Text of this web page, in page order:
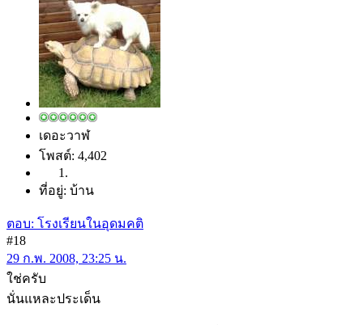
เดอะวาฬ
โพสต์: 4,402
ที่อยู่: บ้าน
ตอบ: โรงเรียนในอุดมคติ
#18
29 ก.พ. 2008, 23:25 น.
ใช่ครับ
นั่นแหละประเด็น